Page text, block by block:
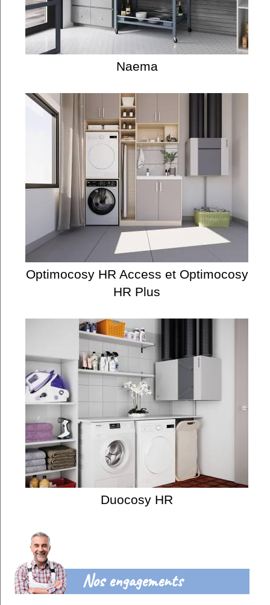
Naema
Optimocosy HR Access et Optimocosy
HR Plus
Duocosy HR
Nos engagements